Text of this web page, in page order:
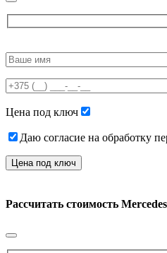
leave
field
empty.
Цена под ключ
Даю согласие на обработку
Рассчитать стоимость